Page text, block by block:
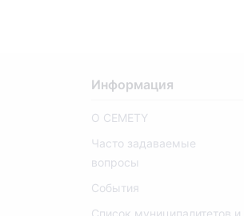
Информация
О CEMETY
Часто задаваемые
вопросы
События
Список муниципалитетов и